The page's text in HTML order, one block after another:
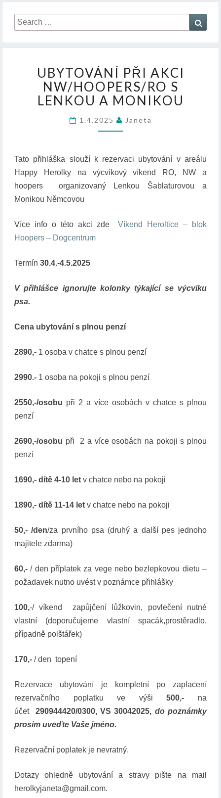
Search
for:
Y
T
O
P
Ř
O
R
S
U
K
U
UBYTOVÁNÍ PŘI AKCI
NW/HOOPERS/RO S
LENKOU A MONIKOU
1.4.2025 Janeta
Tato přihláška slouží k rezervaci ubytování v areálu
Happy Herolky na výcvikový víkend RO, NW a
hoopers organizovaný Lenkou Šablaturovou a
Monikou Němcovou
Více info o této akci zdeVíkend Heroltice – blok
Hoopers – Dogcentrum
Termín 30.4.-4.5.2025
V přihlášce ignorujte kolonky týkající se výcviku
psa.
Cena ubytování s plnou penzí
2890,- 1 osoba v chatce s plnou penzí
2990.- 1 osoba na pokoji s plnou penzí
2550,-/osobu při 2 a více osobách v chatce s plnou
penzí
2690,-/osobu při 2 a více osobách na pokoji s plnou
penzí
1690,- dítě 4-10 let v chatce nebo na pokoji
1890,- dítě 11-14 let v chatce nebo na pokoji
50,- /den/za prvního psa (druhý a další pes jednoho
majitele zdarma)
60,- / den příplatek za vege nebo bezlepkovou dietu –
požadavek nutno uvést v poznámce přihlášky
100,-/ víkend zapůjčení lůžkovin, povlečení nutné
vlastní (doporučujeme vlastní spacák,prostěradlo,
případně polštářek)
170,- / den topení
Rezervace ubytování je kompletní po zaplacení
rezervačního poplatku ve výši500,- na
účet
290944420/0300, VS 30042025, do poznámky
prosím uveďte Vaše jméno.
Rezervační poplatek je nevratný.
Dotazy ohledně ubytování a stravy pište na mail
herolkyjaneta@gmail.com.